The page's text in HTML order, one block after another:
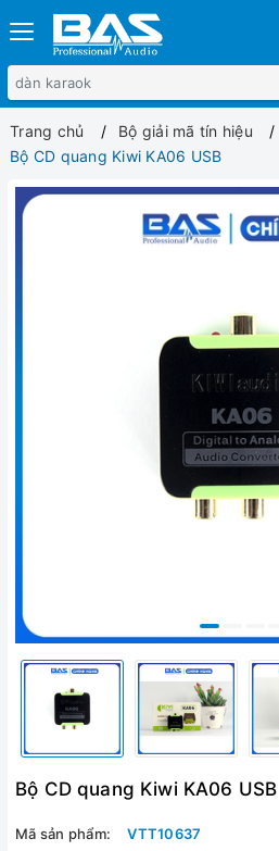
Trang chủ
Bộ giải mã tín hiệu
Bộ CD quang Kiwi KA06 USB
Bộ CD quang Kiwi KA06 USB
Mã sản phẩm:
VTT10637